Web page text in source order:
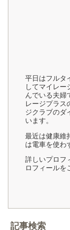
平日はフルタ
してマイレー
んでいる夫婦
レージプラス
ジクラブのダ
います。
最近は健康維
は電車を使わ
詳しいプロフ
ロフィールを
記事検索